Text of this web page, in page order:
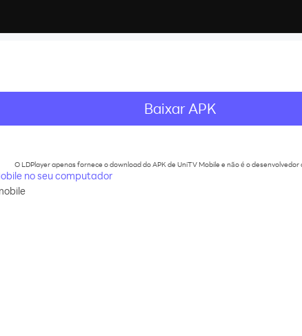
recommend
Baixar APK
O LDPlayer apenas fornece o download do APK de UniTV Mobile e não é o desenvolvedor
no seu computador